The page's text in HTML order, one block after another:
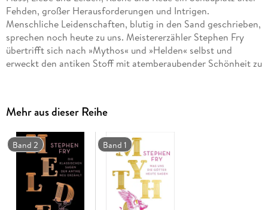
Fehden, großer Herausforderungen und Intrigen.
Menschliche Leidenschaften, blutig in den Sand geschrieben,
sprechen noch heute zu uns. Meistererzähler Stephen Fry
übertrifft sich nach »Mythos« und »Helden« selbst und
erweckt den antiken Stoff mit atemberaubender Schönheit zu
Troja« THE OBSERVER
Mehr aus dieser Reihe
Band 2 Band 1